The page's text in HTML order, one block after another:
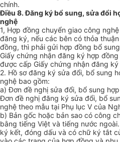
chính.
Điều 8. Đăng ký bổ sung, sửa đổi
nghệ
1, Hợp đồng chuyển giao công
đăng ký, nếu các bên có thỏa
đồng, thì phải gửi hợp đồng bổ
Giấy chứng nhận đăng ký hợp
được cấp Giấy chứng nhận đăng
2. Hồ sơ đăng ký sửa đổi, bổ sung
nghệ bao gồm:
a) Đơn đề nghị sửa đổi, bổ sung
Đơn đề nghị đăng ký sửa đổi, bổ
nghệ theo mẫu tại Phụ lục V của
b) Bản gốc hoặc bản sao có công
bằng tiếng Việt và tiếng nước
ký kết, đóng dấu và có chữ ký tắt